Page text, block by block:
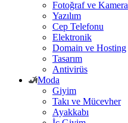
Fotoğraf ve Kamera
Yazılım
Cep Telefonu
Elektronik
Domain ve Hosting
Tasarım
Antivirüs
Moda
Giyim
Takı ve Mücevher
Ayakkabı